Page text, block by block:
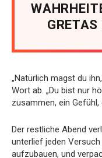
GRETAS
„Natürlich magst du
Wort ab. „Du bist nur
zusammen, ein
Der restliche Abend
unterlief jeden
aufzubauen, und